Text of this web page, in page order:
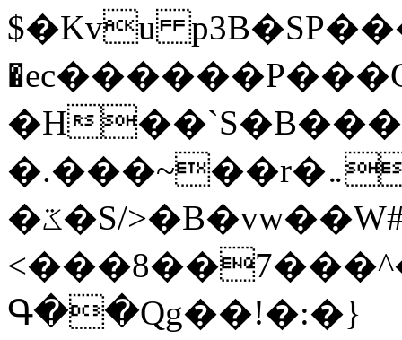
$�Kvu
�H
�.���~��r�޼�}�܅�mؕWu���K}
�ػ�S/>�B�vw��W#�I��*]\W��)Ħ�1��fC}
Գ��Qg��!�:�}